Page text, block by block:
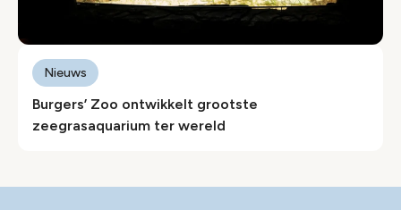
Burgers’ Zoo ontwikkelt grootste
zeegrasaquarium ter wereld
Nieuws